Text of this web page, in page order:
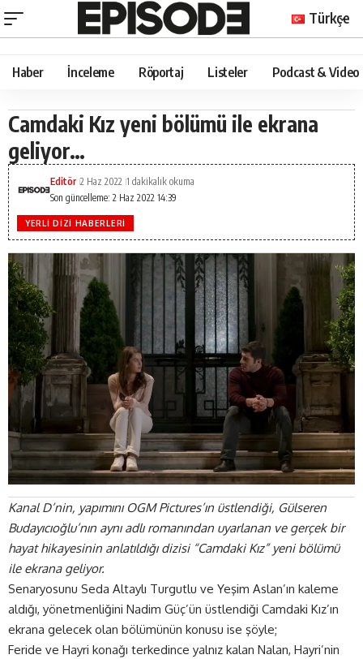
Türkçe
Haber İnceleme Röportaj Listeler Podcast & Video
Camdaki Kız yeni bölümü ile ekrana
geliyor…
Son güncelleme: 2 Haz 2022 14:39
Editör 2 Haz 2022 1 dakikalık okuma
YERLI DIZI HABERLERI
Kanal D’nin, yapımını OGM Pictures’ın üstlendiği, Gülseren
Budayıcıoğlu’nın aynı adlı romanından uyarlanan ve gerçek bir
hayat hikayesinin anlatıldığı dizisi “Camdaki Kız” yeni bölümü
ile ekrana geliyor.
Senaryosunu Seda Altaylı Turgutlu ve Yeşim Aslan’ın kaleme
aldığı, yönetmenliğini Nadim Güç’ün üstlendiği Camdaki Kız’ın
ekrana gelecek olan bölümünün konusu ise şöyle;
Feride ve Hayri konağı terkedince yalnız kalan Nalan, Hayri’nin